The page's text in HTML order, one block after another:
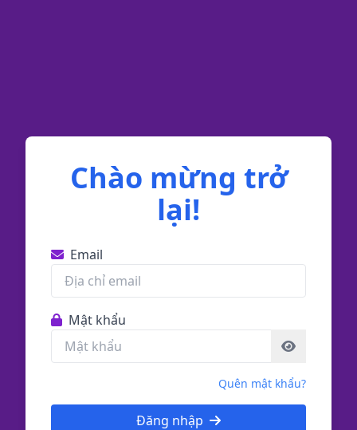
Chào mừng trở
lại!
Email
Mật khẩu
Quên mật khẩu?
Đăng nhập